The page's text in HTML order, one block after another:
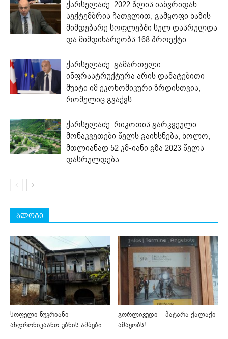
ქარსელაძე: 2022 წლის იანვრიდან
სექტემბრის ჩათვლით, გამყოფი ხაზის
მიმდებარე სოფლებში სულ დასრულდა
და მიმდინარეობს 168 პროექტი
ქარსელაძე: გამართული
ინფრასტრუქტურა არის დამატებითი
მუხტი იმ ეკონომიკური ზრდისთვის,
რომელიც გვაქვს
ქარსელაძე: რიკოთის გარკვეული
მონაკვეთები წელს გაიხსნება, ხოლო,
მთლიანად 52 კმ-იანი გზა 2023 წელს
დასრულდება
ბლოგი
სოფელი ნუკრიანი –
ანდრონიკაანთ უბნის ამბები
გორლივუდი – პატარა ქალაქი
ამაყობს!